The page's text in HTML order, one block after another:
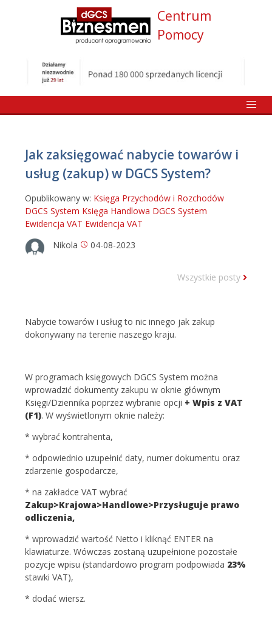
Centrum
Pomocy
Jak zaksięgować nabycie towarów i
usług (zakup) w DGCS System?
Opublikowany w: Księga Przychodów i Rozchodów
DGCS System Księga Handlowa DGCS System
Ewidencja VAT Ewidencja VAT
Nikola
04-08-2023
Wszystkie posty
Nabycie towarów i usług to nic innego jak zakup
dokonywany na terenie naszego kraju.
W programach księgowych DGCS System można
wprowadzić dokumenty zakupu w oknie głównym
Księgi/Dziennika poprzez wybranie opcji + Wpis z VAT
(F1). W wyświetlonym oknie należy:
* wybrać kontrahenta,
* odpowiednio uzupełnić daty, numer dokumentu oraz
zdarzenie gospodarcze,
* na zakładce VAT wybrać
Zakup>Krajowa>Handlowe>Przysługuje prawo
odliczenia,
* wprowadzić wartość Netto i kliknąć ENTER na
klawiaturze. Wówczas zostaną uzupełnione pozostałe
pozycje wpisu (standardowo program podpowiada 23%
stawki VAT),
* dodać wiersz.